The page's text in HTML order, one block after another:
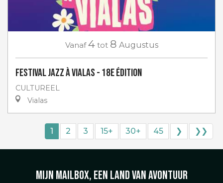
Vanaf 4 tot 8 Augustus
Festival Jazz à Vialas - 18e Édition
CULTUREEL
Vialas
1 2 3 15+ 30+ 45 ❯ ❯❯
Mijn mailbox, een land van avontuur